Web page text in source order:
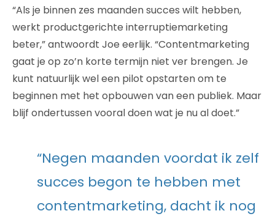
“Als je binnen zes maanden succes wilt hebben,
werkt productgerichte interruptiemarketing
beter,” antwoordt Joe eerlijk. “Contentmarketing
gaat je op zo’n korte termijn niet ver brengen. Je
kunt natuurlijk wel een pilot opstarten om te
beginnen met het opbouwen van een publiek. Maar
blijf ondertussen vooral doen wat je nu al doet.”
“Negen maanden voordat ik zelf
succes begon te hebben met
contentmarketing, dacht ik nog